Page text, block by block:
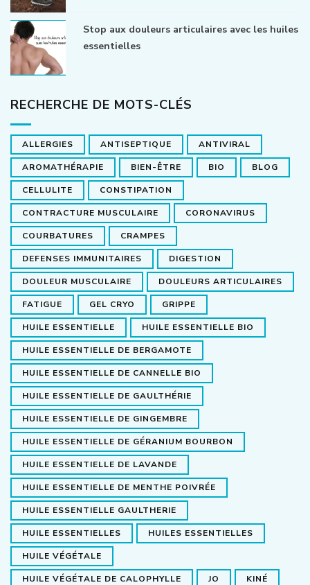
Stop aux douleurs articulaires avec les huiles
essentielles
RECHERCHE DE MOTS-CLÉS
ALLERGIES ANTISEPTIQUE ANTIVIRAL
AROMATHÉRAPIE BIEN-ÊTRE BIO BLOG
CELLULITE CONSTIPATION
CONTRACTURE MUSCULAIRE CORONAVIRUS
COURBATURES CRAMPES
DEFENSES IMMUNITAIRES DIGESTION
DOULEUR MUSCULAIRE DOULEURS ARTICULAIRES
FATIGUE GEL CRYO GRIPPE
HUILE ESSENTIELLE HUILE ESSENTIELLE BIO
HUILE ESSENTIELLE DE BERGAMOTE
HUILE ESSENTIELLE DE CANNELLE BIO
HUILE ESSENTIELLE DE GAULTHÉRIE
HUILE ESSENTIELLE DE GINGEMBRE
HUILE ESSENTIELLE DE GÉRANIUM BOURBON
HUILE ESSENTIELLE DE LAVANDE
HUILE ESSENTIELLE DE MENTHE POIVRÉE
HUILE ESSENTIELLE GAULTHERIE
HUILE ESSENTIELLES HUILES ESSENTIELLES
HUILE VÉGÉTALE
HUILE VÉGÉTALE DE CALOPHYLLE JO KINÉ